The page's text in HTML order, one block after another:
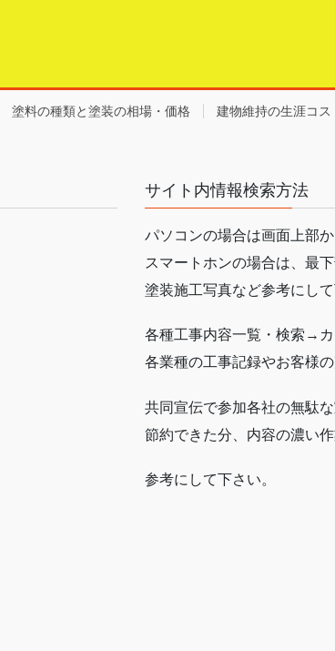
塗料の種類と塗装の相場・価格 建物維持の生涯コス
サイト内情報検索方法
パソコンの場合は画面上部か
スマートホンの場合は、最
塗装施工写真など参考にして
各種工事内容一覧・検索→
各業種の工事記録やお客様
共同宣伝で参加各社の無駄
節約できた分、内容の濃い
参考にして下さい。